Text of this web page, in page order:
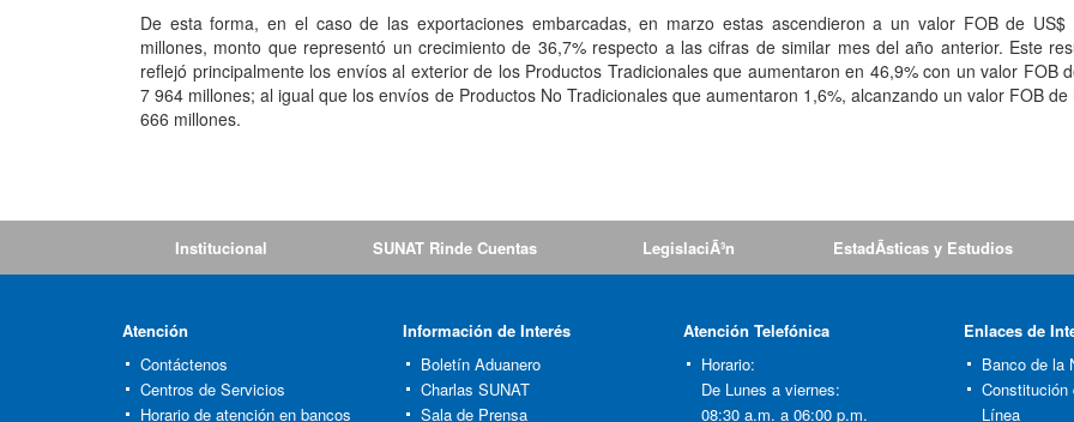
De esta forma, en el caso de las exportaciones embarcadas, en marzo estas ascendieron a un valor FOB de US$
millones, monto que representó un crecimiento de 36,7% respecto a las cifras de similar mes del año anterior. Este
reflejó principalmente los envíos al exterior de los Productos Tradicionales que aumentaron en 46,9% con un valor FOB
7 964 millones; al igual que los envíos de Productos No Tradicionales que aumentaron 1,6%, alcanzando un valor FOB de
666 millones.
Institucional SUNAT Rinde Cuentas LegislaciÃ³n EstadÃ­sticas y Estudios
Atención
Contáctenos
Centros de Servicios
Horario de atención en bancos
Información de Interés
Boletín Aduanero
Charlas SUNAT
Sala de Prensa
Atención Telefónica
Horario:
De Lunes a viernes:
08:30 a.m. a 06:00 p.m.
Enlaces de
Banco de la
Constitución
Línea